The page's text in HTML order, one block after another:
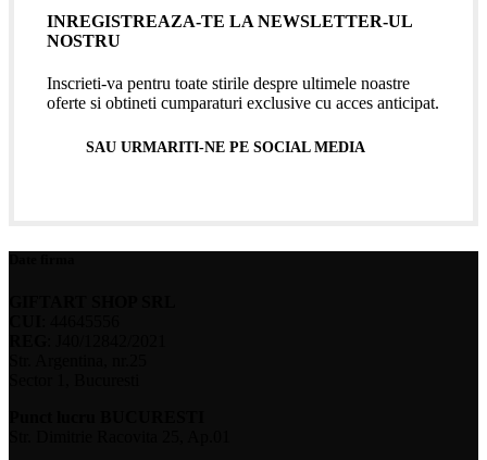
INREGISTREAZA-TE LA NEWSLETTER-UL
NOSTRU
Inscrieti-va pentru toate stirile despre ultimele noastre
oferte si obtineti cumparaturi exclusive cu acces anticipat.
SAU URMARITI-NE PE SOCIAL MEDIA